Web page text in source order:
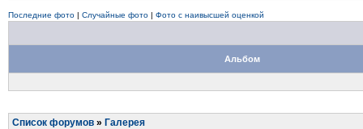
Последние фото | Случайные фото | Фото с наивысшей оценкой
Альбом
Список форумов » Галерея